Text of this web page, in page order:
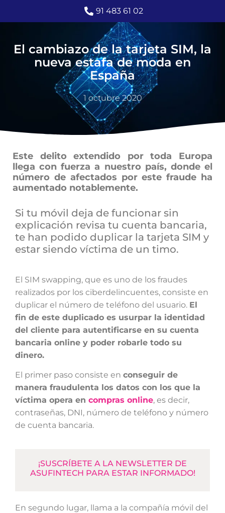
91 483 61 02
El cambiazo de la tarjeta SIM, la
nueva estafa de moda en
España
1 octubre 2020
Este delito extendido por toda Europa
llega con fuerza a nuestro país, donde el
número de afectados por este fraude ha
aumentado notablemente.
Si tu móvil deja de funcionar sin
explicación revisa tu cuenta bancaria,
te han podido duplicar la tarjeta SIM y
estar siendo víctima de un timo.
El SIM swapping, que es uno de los fraudes
realizados por los ciberdelincuentes, consiste en
duplicar el número de teléfono del usuario. El
fin de este duplicado es usurpar la identidad
del cliente para autentificarse en su cuenta
bancaria online y poder robarle todo su
dinero.
El primer paso consiste en conseguir de
manera fraudulenta los datos con los que la
víctima opera en compras online, es decir,
contraseñas, DNI, número de teléfono y número
de cuenta bancaria.
¡SUSCRÍBETE A LA NEWSLETTER DE
ASUFINTECH PARA ESTAR INFORMADO!
En segundo lugar, llama a la compañía móvil del